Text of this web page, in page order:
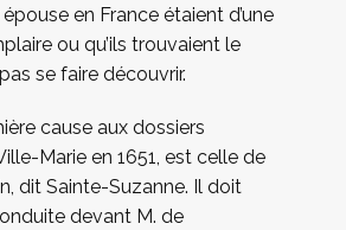
en France étaient d’une
ou qu’ils trouvaient le
se faire découvrir.
cause aux dossiers
Marie en 1651, est celle de
dit Sainte-Suzanne. Il doit
devant M. de